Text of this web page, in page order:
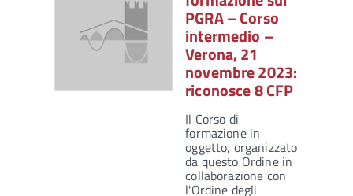
PGRA – Corso
intermedio –
Verona, 21
novembre 2023:
riconosce 8 CFP
Il Corso di
formazione in
oggetto, organizzato
da questo Ordine in
collaborazione con
l'Ordine degli